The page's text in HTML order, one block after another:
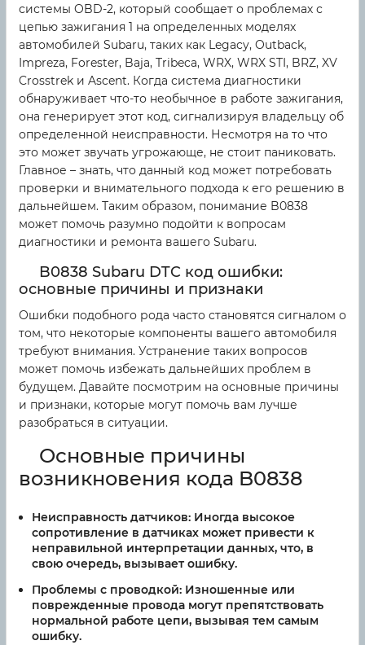
системы OBD-2, который сообщает о проблемах с
цепью зажигания 1 на определенных моделях
автомобилей Subaru, таких как Legacy, Outback,
Impreza, Forester, Baja, Tribeca, WRX, WRX STI, BRZ, XV
Crosstrek и Ascent. Когда система диагностики
обнаруживает что-то необычное в работе зажигания,
она генерирует этот код, сигнализируя владельцу об
определенной неисправности. Несмотря на то что
это может звучать угрожающе, не стоит паниковать.
Главное – знать, что данный код может потребовать
проверки и внимательного подхода к его решению в
дальнейшем. Таким образом, понимание B0838
может помочь разумно подойти к вопросам
диагностики и ремонта вашего Subaru.
B0838 Subaru DTC код ошибки:
основные причины и признаки
Ошибки подобного рода часто становятся сигналом о
том, что некоторые компоненты вашего автомобиля
требуют внимания. Устранение таких вопросов
может помочь избежать дальнейших проблем в
будущем. Давайте посмотрим на основные причины
и признаки, которые могут помочь вам лучше
разобраться в ситуации.
Основные причины
возникновения кода B0838
Неисправность датчиков: Иногда высокое
сопротивление в датчиках может привести к
неправильной интерпретации данных, что, в
свою очередь, вызывает ошибку.
Проблемы с проводкой: Изношенные или
поврежденные провода могут препятствовать
нормальной работе цепи, вызывая тем самым
ошибку.